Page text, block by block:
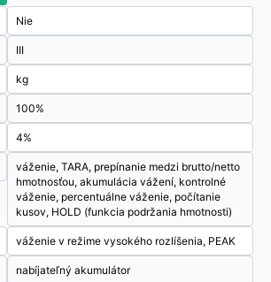
Nie
III
kg
100%
4%
váženie, TARA, prepínanie medzi brutto/netto
hmotnosťou, akumulácia vážení, kontrolné
váženie, percentuálne váženie, počítanie
kusov, HOLD (funkcia podržania hmotnosti)
váženie v režime vysokého rozlíšenia, PEAK
nabíjateľný akumulátor